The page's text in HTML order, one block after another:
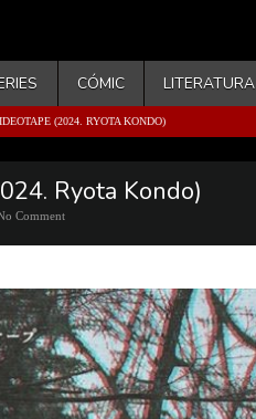
CÓMIC LITERATURA
(2024. RYOTA KONDO)
Ryota Kondo)
Comment